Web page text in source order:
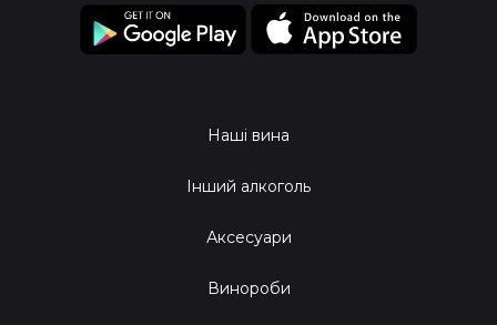
Наші вина
Інший алкоголь
Аксесуари
Винороби